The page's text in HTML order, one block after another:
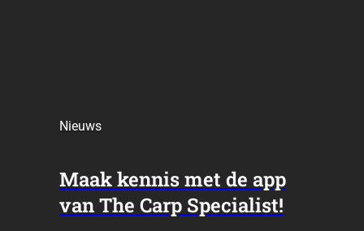
Nieuws
Maak kennis met de app
van The Carp Specialist!